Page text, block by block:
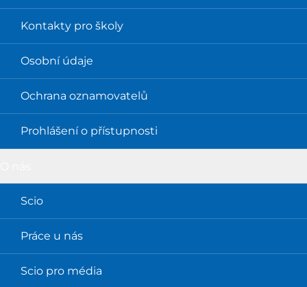
Kontakty pro školy
Osobní údaje
Ochrana oznamovatelů
Prohlášení o přístupnosti
Scio
Práce u nás
Scio pro média